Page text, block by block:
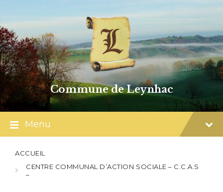
content
main
navigation
footer
Commune de Leynhac
Menu
ACCUEIL
CENTRE COMMUNAL D’ACTION SOCIALE – C.C.A.S
–